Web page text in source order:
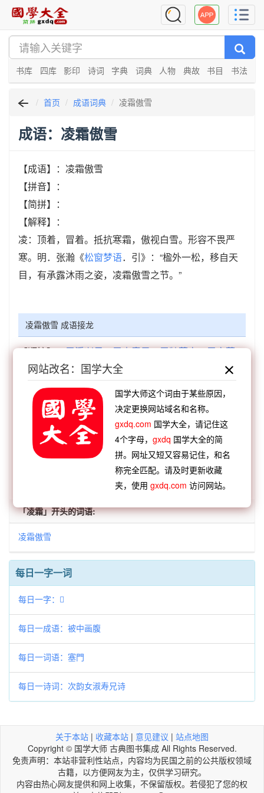
书库 四库 影印 诗词 字典 词典 人物 典故 书目 书法
首页 成语词典 凌霜傲雪
成语：凌霜傲雪
【成语】：凌霜傲雪
【拼音】：
【简拼】：
【解释】：
凌：顶着，冒着。抵抗寒霜，傲视白雪。形容不畏严
寒。明．张瀚《松窗梦语．引》：“楹外一松，移自天
目，有承露沐雨之姿，凌霜傲雪之节。”
凌霜傲雪 成语接龙
【顺接】：雪溪兴尽 雪山童子 雪牖萤窗
雪窗萤
雪操冰心 雪夜访普
【顺接】：沉冤昭雪 元日花雪 苏卿啮雪
尤花殢
少林立雪 鹅毛大雪 煎盐叠雪
白鹤卧雪
【逆接】：
凌阁图功 凌人盛气 凌乱不堪
凌波仙
凌弱暴寡 凌波微步 凌霜傲雪 凌云之志
「凌霜傲雪」的典故、凌霜傲雪成语故事
「凌霜」开头的词语:
凌霜傲雪
每日一字一词
每日一字：𡦟
每日一成语：被中画腹
每日一词语：塞門
每日一诗词：次韵女淑寿兄诗
关于本站 | 收藏本站 | 意见建议 | 站点地图
Copyright © 国学大师 古典图书集成 All Rights Reserved.
免责声明：本站非营利性站点，内容均为民国之前的公共版权领域
古籍，以方便网友为主，仅供学习研究。
内容由热心网友提供和网上收集，不保留版权。若侵犯了您的权
网站改名：国学大全
国学大师这个词由于某些原因，
决定更换网站域名和名称。
gxdq.com 国学大全，请记住这
4个字母，gxdq 国学大全的简
拼。网址又短又容易记住，和名
称完全匹配。请及时更新收藏
夹，使用gxdq.com 访问网站。